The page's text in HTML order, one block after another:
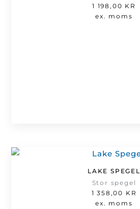
1 198,00 KR
ex. moms
LAKE SPEGEL
Stor spegel
1 358,00 KR
ex. moms